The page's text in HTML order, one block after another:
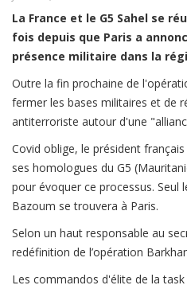
La France et le G5 Sahel se
fois depuis que Paris a
présence militaire dans la
Outre la fin prochaine de
fermer les bases militaires et de
antiterroriste autour d'une
Covid oblige, le président
ses homologues du G5
pour évoquer ce processus. Seul
Bazoum se trouvera à Paris.
Selon un haut responsable au
redéfinition de l’opération
Les commandos d'élite de la